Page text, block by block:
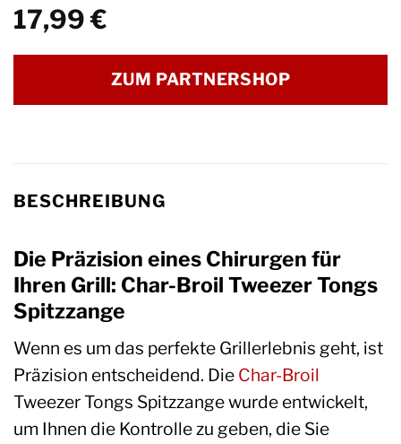
17,99€
ZUM PARTNERSHOP
BESCHREIBUNG
Die Präzision eines Chirurgen für
Ihren Grill: Char-Broil Tweezer Tongs
Spitzzange
Wenn es um das perfekte Grillerlebnis geht, ist
Präzision entscheidend. Die Char-Broil
Tweezer Tongs Spitzzange wurde entwickelt,
um Ihnen die Kontrolle zu geben, die Sie